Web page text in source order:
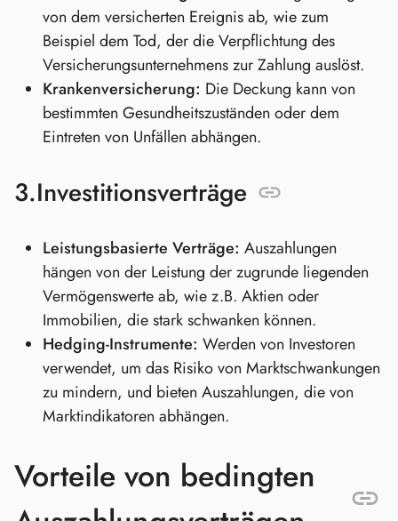
von dem versicherten Ereignis ab, wie zum
Beispiel dem Tod, der die Verpflichtung des
Versicherungsunternehmens zur Zahlung auslöst.
Krankenversicherung: Die Deckung kann von
bestimmten Gesundheitszuständen oder dem
Eintreten von Unfällen abhängen.
3.Investitionsverträge
Leistungsbasierte Verträge: Auszahlungen
hängen von der Leistung der zugrunde liegenden
Vermögenswerte ab, wie z.B. Aktien oder
Immobilien, die stark schwanken können.
Hedging-Instrumente: Werden von Investoren
verwendet, um das Risiko von Marktschwankungen
zu mindern, und bieten Auszahlungen, die von
Marktindikatoren abhängen.
Vorteile von bedingten